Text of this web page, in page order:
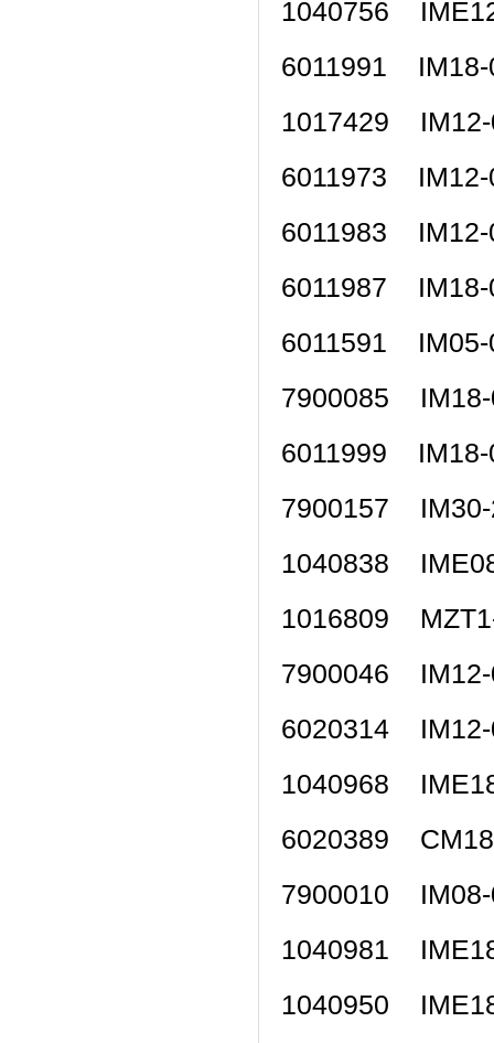
1040756
6011991
1017429
6011973
6011983
6011987
6011591
7900085
6011999
7900157
1040838
1016809
7900046
6020314
1040968
6020389
7900010
1040981
1040950